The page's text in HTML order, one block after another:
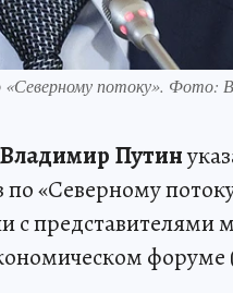
«Северному потоку».
Владимир Путин
по «Северному
с